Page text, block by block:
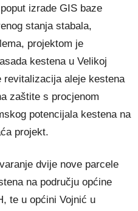
izrade GIS baze
stanja stabala,
projektom je
kestena u Velikoj
revitalizacija aleje kestena
zaštite s procjenom
potencijala kestena na
projekt.
dvije nove parcele
na području općine
te u općini Vojnić u